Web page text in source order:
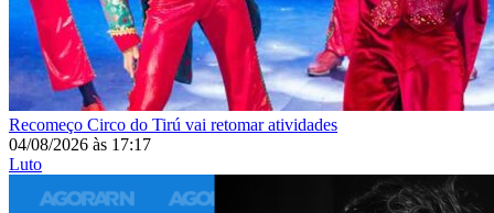
Recomeço Circo do Tirú vai retomar atividades
04/08/2026 às 17:17
Luto